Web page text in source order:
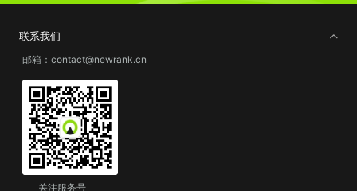
联系我们
邮箱：contact@newrank.cn
关注服务号